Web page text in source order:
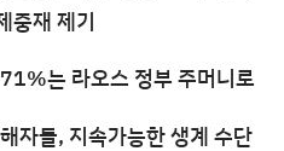
중재 제기
는 라오스 정부 주머니로
자들, 지속가능한 생계 수단